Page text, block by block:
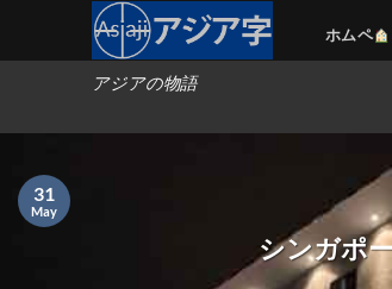
アジアの物語
ホムペ
シンガポ
31
May